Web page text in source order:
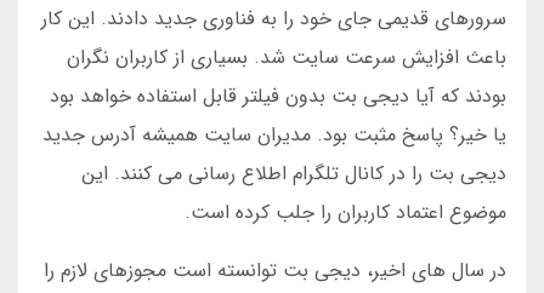
سرورهای قدیمی جای خود را به فناوری جدید دادند. این کار
باعث افزایش سرعت سایت شد. بسیاری از کاربران نگران
بودند که آیا دیجی بت بدون فیلتر قابل استفاده خواهد بود
یا خیر؟ پاسخ مثبت بود. مدیران سایت همیشه آدرس جدید
دیجی بت را در کانال تلگرام اطلاع رسانی می کنند. این
موضوع اعتماد کاربران را جلب کرده است.
در سال های اخیر، دیجی بت توانسته است مجوزهای لازم را